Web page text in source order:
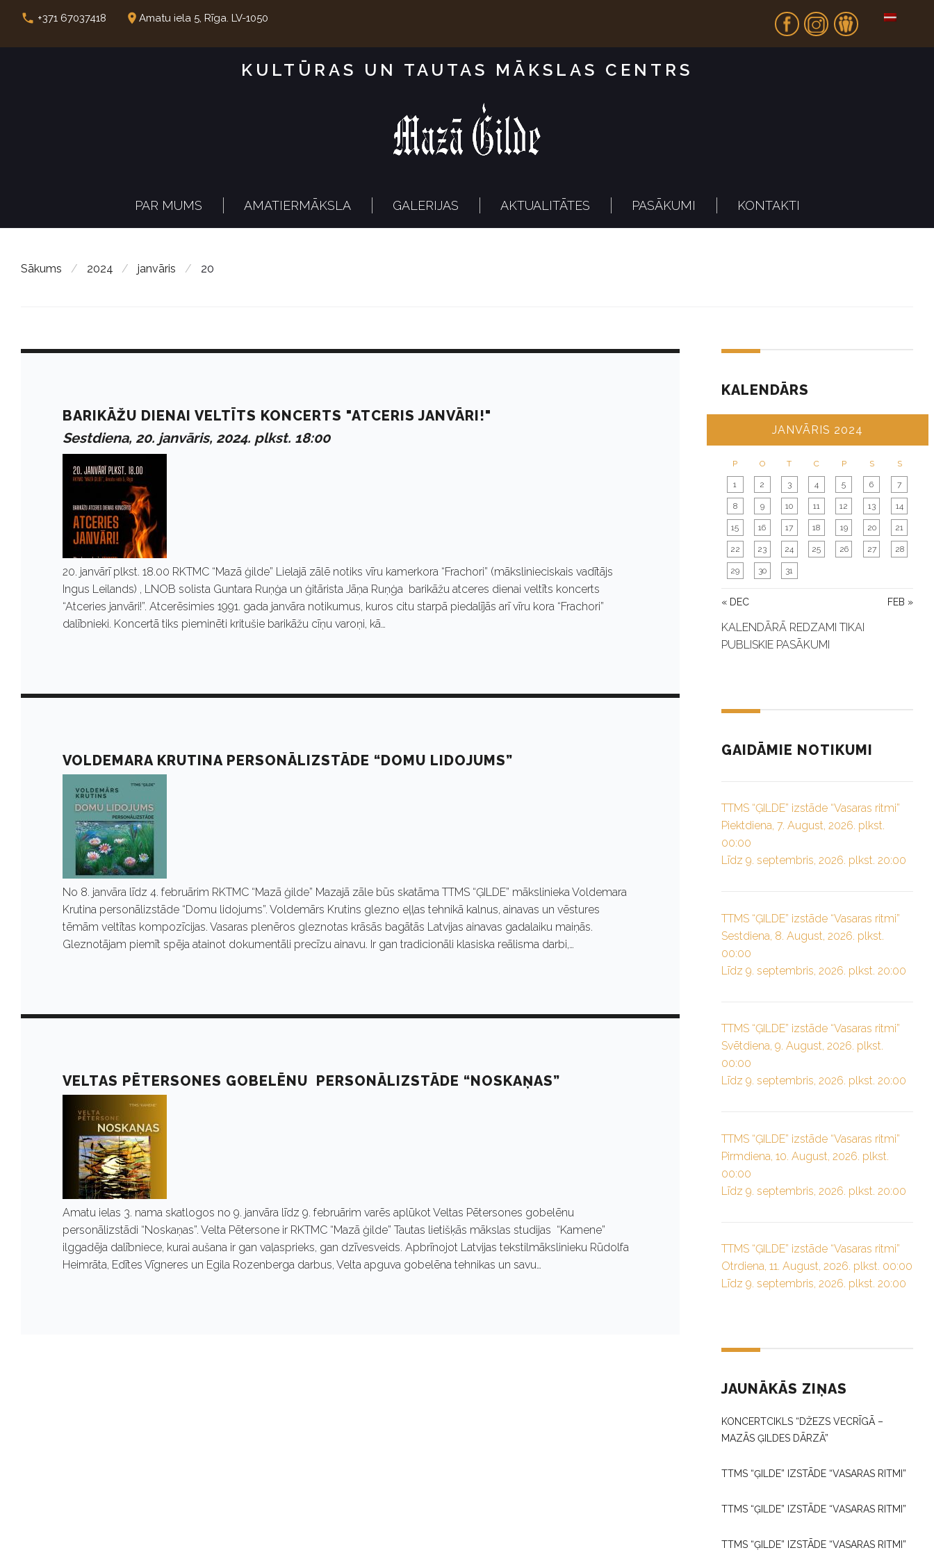
e
Fb In Dr
call +371 67037418 place Amatu iela 5, Rīga. LV-1050
KULTŪRAS UN TAUTAS MĀKSLAS CENTRS
PAR MUMS AMATIERMĀKSLA GALERIJAS AKTUALITĀTES PASĀKUMI KONTAKTI
Sākums / 2024 / janvāris / 20
v
2
BARIKĀŽU DIENAI VELTĪTS KONCERTS "ATCERIS JANVĀRI!"
Sestdiena, 20. janvāris, 2024. plkst. 18:00
20. janvārī plkst. 18.00 RKTMC “Mazā ģilde” Lielajā zālē notiks vīru kamerkora “Frachori” (mākslinieciskais vadītājs
Ingus Leilands) , LNOB solista Guntara Ruņģa un ģitārista Jāņa Ruņģa barikāžu atceres dienai veltīts koncerts
“Atceries janvāri!”. Atcerēsimies 1991. gada janvāra notikumus, kuros citu starpā piedalījās arī vīru kora “Frachori”
dalībnieki. Koncertā tiks pieminēti kritušie barikāžu cīņu varoņi, kā…
VOLDEMARA KRUTINA PERSONĀLIZSTĀDE “DOMU LIDOJUMS”
No 8. janvāra līdz 4. februārim RKTMC “Mazā ģilde” Mazajā zāle būs skatāma TTMS “ĢILDE” mākslinieka Voldemara
Krutina personālizstāde “Domu lidojums”. Voldemārs Krutins glezno eļļas tehnikā kalnus, ainavas un vēstures
tēmām veltītas kompozīcijas. Vasaras plenēros gleznotas krāsās bagātās Latvijas ainavas gadalaiku maiņās.
Gleznotājam piemīt spēja atainot dokumentāli precīzu ainavu. Ir gan tradicionāli klasiska reālisma darbi,…
VELTAS PĒTERSONES GOBELĒNU PERSONĀLIZSTĀDE “NOSKAŅAS”
Amatu ielas 3. nama skatlogos no 9. janvāra līdz 9. februārim varēs aplūkot Veltas Pētersones gobelēnu
personālizstādi “Noskaņas”. Velta Pētersone ir RKTMC “Mazā ģilde” Tautas lietišķās mākslas studijas “Kamene”
ilggadēja dalībniece, kurai aušana ir gan vaļasprieks, gan dzīvesveids. Apbrīnojot Latvijas tekstilmākslinieku Rūdolfa
Heimrāta, Edītes Vīgneres un Egila Rozenberga darbus, Velta apguva gobelēna tehnikas un savu…
KALENDĀRS
JANVĀRIS 2024
P O T C P S S
« DEC FEB »
1 2 3 4 5 6 7
8 9 10 11 12 13 14
15 16 17 18 19 20 21
22 23 24 25 26 27 28
29 30 31
KALENDĀRĀ REDZAMI TIKAI
PUBLISKIE PASĀKUMI
GAIDĀMIE NOTIKUMI
TTMS “ĢILDE” izstāde “Vasaras ritmi”
Piektdiena, 7. August, 2026. plkst.
00:00
Līdz 9. septembris, 2026. plkst. 20:00
TTMS “ĢILDE” izstāde “Vasaras ritmi”
Sestdiena, 8. August, 2026. plkst.
00:00
Līdz 9. septembris, 2026. plkst. 20:00
TTMS “ĢILDE” izstāde “Vasaras ritmi”
Svētdiena, 9. August, 2026. plkst.
00:00
Līdz 9. septembris, 2026. plkst. 20:00
TTMS “ĢILDE” izstāde “Vasaras ritmi”
Pirmdiena, 10. August, 2026. plkst.
00:00
Līdz 9. septembris, 2026. plkst. 20:00
TTMS “ĢILDE” izstāde “Vasaras ritmi”
Otrdiena, 11. August, 2026. plkst. 00:00
Līdz 9. septembris, 2026. plkst. 20:00
JAUNĀKĀS ZIŅAS
KONCERTCIKLS “DŽEZS VECRĪGĀ –
MAZĀS ĢILDES DĀRZĀ”
TTMS “ĢILDE” IZSTĀDE “VASARAS RITMI”
TTMS “ĢILDE” IZSTĀDE “VASARAS RITMI”
TTMS “ĢILDE” IZSTĀDE “VASARAS RITMI”